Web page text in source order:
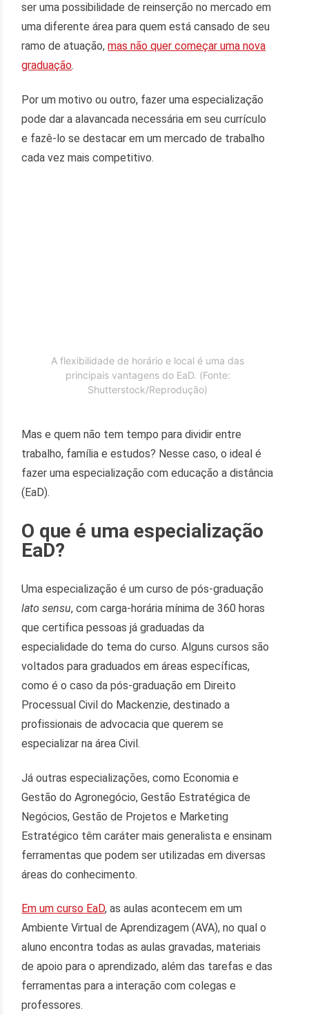
ser uma possibilidade de reinserção no mercado em
uma diferente área para quem está cansado de seu
ramo de atuação,mas não quer começar uma nova
graduação.
Por um motivo ou outro, fazer uma especialização
pode dar a alavancada necessária em seu currículo
e fazê-lo se destacar em um mercado de trabalho
cada vez mais competitivo.
A flexibilidade de horário e local é uma das
principais vantagens do EaD. (Fonte:
Shutterstock/Reprodução)
Mas e quem não tem tempo para dividir entre
trabalho, família e estudos? Nesse caso, o ideal é
fazer uma especialização com educação a distância
(EaD).
O que é uma especialização
EaD?
Uma especialização é um curso de pós-graduação
lato sensu, com carga-horária mínima de 360 horas
que certifica pessoas já graduadas da
especialidade do tema do curso. Alguns cursos são
voltados para graduados em áreas específicas,
como é o caso da pós-graduação em Direito
Processual Civil do Mackenzie, destinado a
profissionais de advocacia que querem se
especializar na área Civil.
Já outras especializações, como Economia e
Gestão do Agronegócio, Gestão Estratégica de
Negócios, Gestão de Projetos e Marketing
Estratégico têm caráter mais generalista e ensinam
ferramentas que podem ser utilizadas em diversas
áreas do conhecimento.
Em um curso EaD, as aulas acontecem em um
Ambiente Virtual de Aprendizagem (AVA), no qual o
aluno encontra todas as aulas gravadas, materiais
de apoio para o aprendizado, além das tarefas e das
ferramentas para a interação com colegas e
professores.